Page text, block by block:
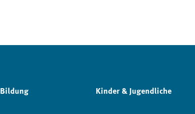
Bildung Kinder & Jugendliche